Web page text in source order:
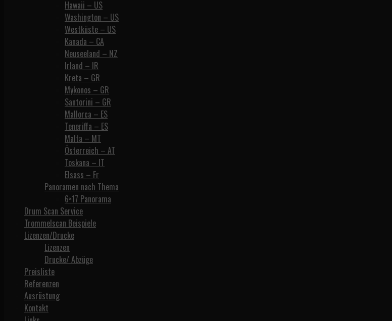
Hawaii – US
Washington – US
Westküste – US
Kanada – CA
Neuseeland – NZ
Irland – IR
Kreta – GR
Mykonos – GR
Santorini – GR
Mallorca – ES
Teneriffa – ES
Malta – MT
Österreich – AT
Toskana – IT
Elsass – Fr
Panoramen nach Thema
6×17 Panorama
Drum Scan Service
Trommelscan Beispiele
Lizenzen/Drucke
Lizenzen
Drucke/ Abzüge
Preisliste
Referenzen
Ausrüstung
Kontakt